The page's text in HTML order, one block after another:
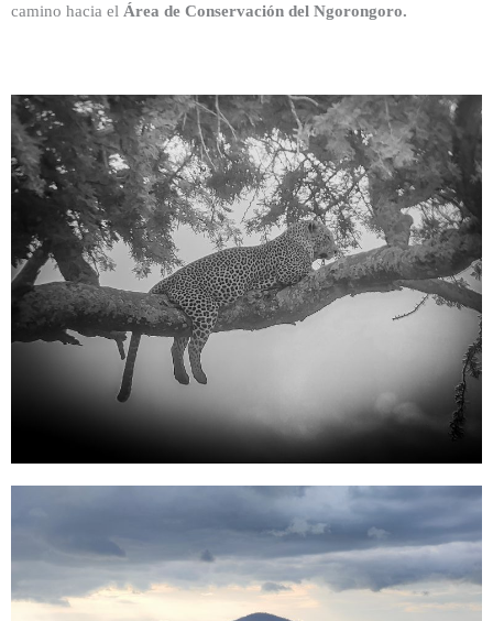
camino hacia el Área de Conservación del Ngorongoro.